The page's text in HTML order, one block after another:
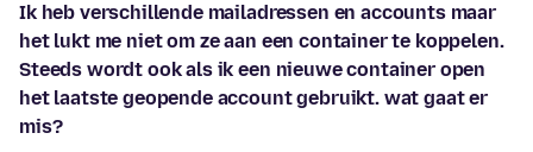
Ik heb verschillende mailadressen en accounts maar
het lukt me niet om ze aan een container te koppelen.
Steeds wordt ook als ik een nieuwe container open
het laatste geopende account gebruikt. wat gaat er
mis?